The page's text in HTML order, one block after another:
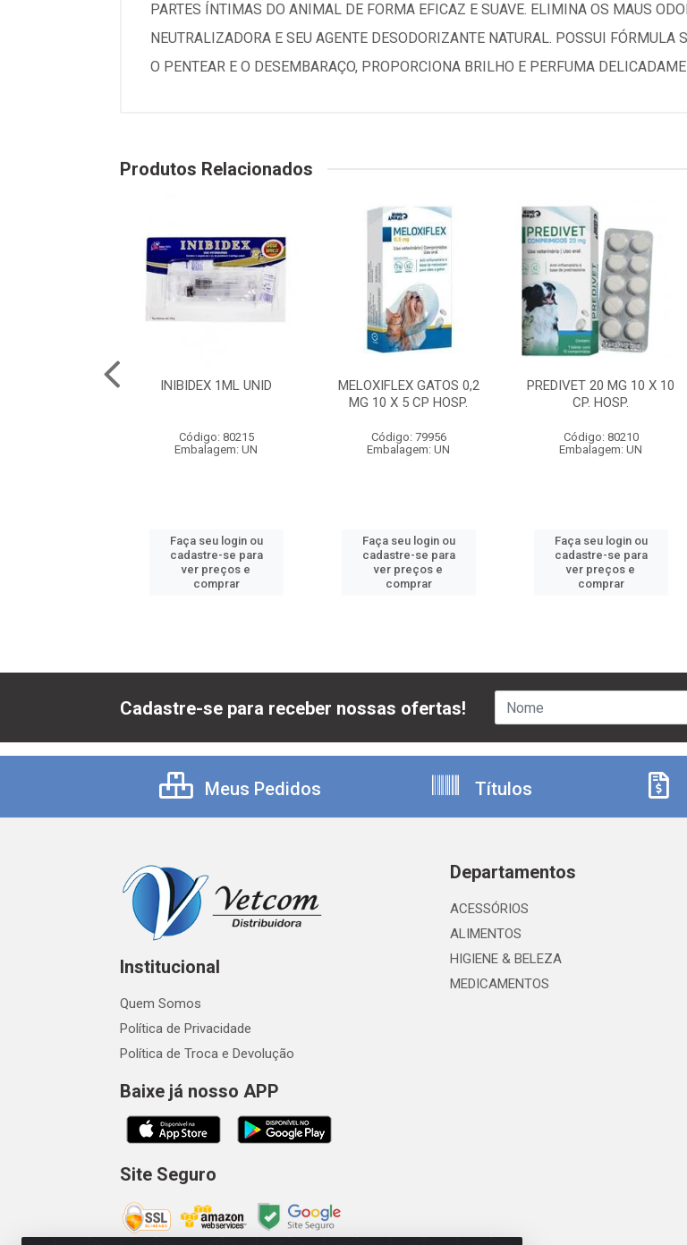
PARTES ÍNTIMAS DO ANIMAL DE FORMA EFICAZ E SUAVE. ELIMINA OS MAUS
NEUTRALIZADORA E SEU AGENTE DESODORIZANTE NATURAL. POSSUI FÓRMULA
O PENTEAR E O DESEMBARAÇO, PROPORCIONA BRILHO E PERFUMA
Produtos Relacionados
INIBIDEX 1ML UNID
Código: 80215
Embalagem: UN
Faça seu login ou
cadastre-se para
ver preços e
comprar
MELOXIFLEX GATOS 0,2
MG 10 X 5 CP HOSP.
Código: 79956
Embalagem: UN
Faça seu login ou
cadastre-se para
ver preços e
comprar
PREDIVET 20 MG 10 X 10
CP. HOSP.
Código: 80210
Embalagem: UN
Faça seu login ou
cadastre-se para
ver preços e
comprar
Cadastre-se para receber nossas ofertas!
Meus Pedidos Títulos
Institucional
Quem Somos
Política de Privacidade
Política de Troca e Devolução
Baixe já nosso APP
Site Seguro
Departamentos
ACESSÓRIOS
ALIMENTOS
HIGIENE & BELEZA
MEDICAMENTOS